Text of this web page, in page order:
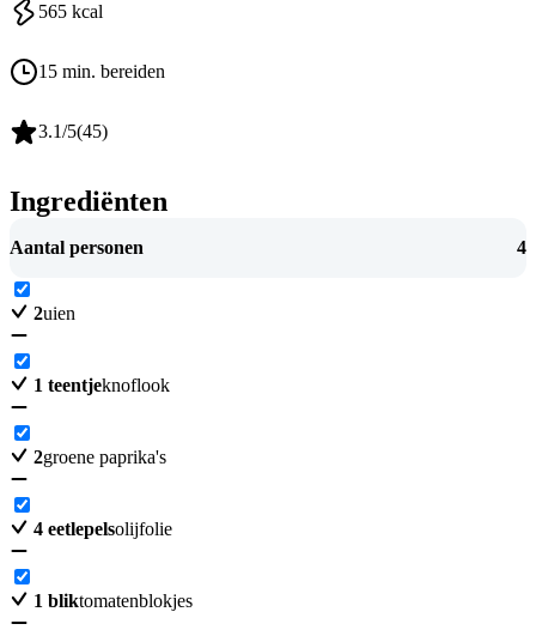
565 kcal
15 min. bereiden
3.1/5(45)
Ingrediënten
Aantal personen 4
2uien
1 teentjeknoflook
2groene paprika's
4 eetlepelsolijfolie
1 bliktomatenblokjes